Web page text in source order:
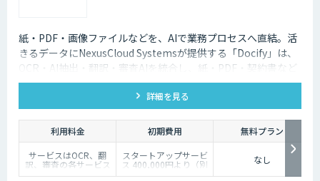
紙・PDF・画像ファイルなどを、AIで業務プロセスへ直結。活
きるデータにNexusCloud Systemsが提供する「Docify」は、
OCR・AI抽出・翻訳・審査AIを統合し、紙・PDF・契約書など
の非構造化ドキュメントを構造化・ナレッジ化し、AIエージェ
ントによる業務自動化まで実現するAIプラットフォームです。
詳細を見る
利用料金 初期費用
無料プラン
サービスはOCR、翻
訳、審査の各サービス
の基本使用料＋ポイン
スタートアップサービ
ス 400,000円より（別
途個別見積）
なし